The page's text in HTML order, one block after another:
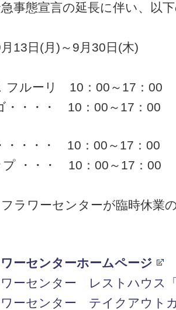
事態宣言の延長に伴い、以
13日(月)～9月30日(木)
フルーリ 10：00～17：00
・・・・ 10：00～17：00
・・・・ 10：00～17：00
プ ・・・ 10：00～17：00
フラワーセンターが臨時休業
ーセンターホームページ
ーセンター レストハウス
ーセンター テイクアウト